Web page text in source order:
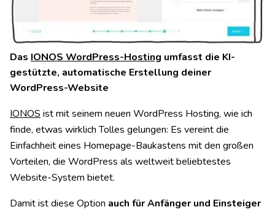
Das IONOS WordPress-Hosting umfasst die KI-
gestützte, automatische Erstellung deiner
WordPress-Website
IONOS ist mit seinem neuen WordPress Hosting, wie ich
finde, etwas wirklich Tolles gelungen: Es vereint die
Einfachheit eines Homepage-Baukastens mit den großen
Vorteilen, die WordPress als weltweit beliebtestes
Website-System bietet.
Damit ist diese Option auch für Anfänger und Einsteiger